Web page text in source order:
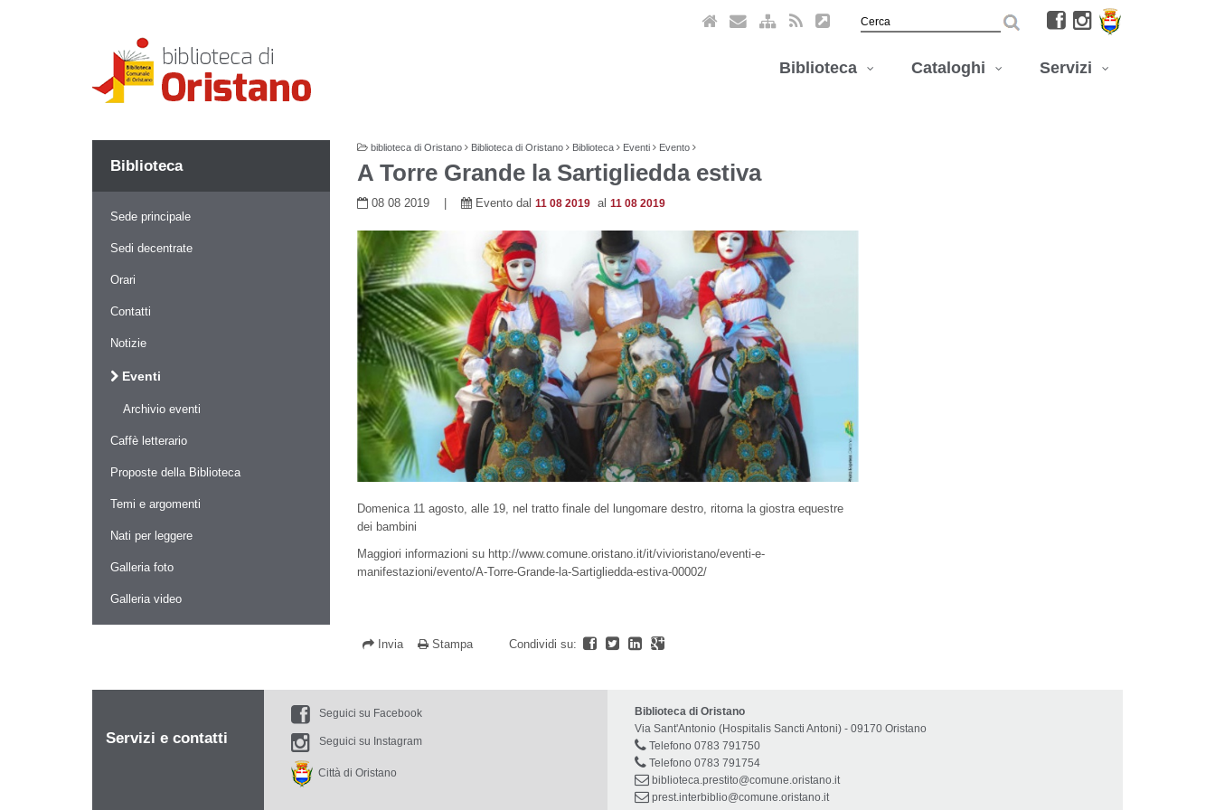
Biblioteca Cataloghi Servizi
Biblioteca
Sede principale
Sedi decentrate
Orari
Contatti
Notizie
Eventi
Archivio eventi
Caffè letterario
Proposte della Biblioteca
Temi e argomenti
Nati per leggere
Galleria foto
Galleria video
biblioteca di Oristano Biblioteca di Oristano Biblioteca Eventi Evento
A Torre Grande la Sartigliedda estiva
08 08 2019 | Evento dal 11 08 2019al 11 08 2019
Domenica 11 agosto, alle 19, nel tratto finale del lungomare destro, ritorna la giostra equestre
dei bambini
Maggiori informazioni su http://www.comune.oristano.it/it/vivioristano/eventi-e-
manifestazioni/evento/A-Torre-Grande-la-Sartigliedda-estiva-00002/
Invia Stampa Condividi su:
Servizi e contatti
Seguici su Facebook
Seguici su Instagram
Città di Oristano
Biblioteca di Oristano
Via Sant'Antonio (Hospitalis Sancti Antoni) - 09170 Oristano
Telefono 0783 791750
Telefono 0783 791754
biblioteca.prestito@comune.oristano.it
prest.interbiblio@comune.oristano.it